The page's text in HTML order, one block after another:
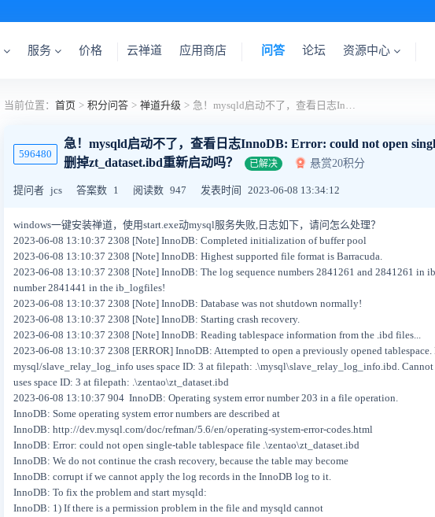
服务 价格 云禅道 应用商店 问答 论坛 资源中心
当前位置： 首页 > 积分问答 > 禅道升级 > 急！mysqld启动不了，查看日志InnoDB: Error: could not open single-table tablespace file .\zentao\zt_dataset.ibd， 可以删掉zt_dataset.ibd重新启动吗？
596480
急！mysqld启动不了，查看日志InnoDB: Error: could not open
删掉zt_dataset.ibd重新启动吗？
已解决 悬赏20积分
提问者 jcs 答案数 1 阅读数 947 发表时间 2023-06-08 13:34:12
windows一键安装禅道，使用start.exe动mysql服务失败,日志如下，请问怎么处理？
2023-06-08 13:10:37 2308 [Note] InnoDB: Completed initialization of buffer pool
2023-06-08 13:10:37 2308 [Note] InnoDB: Highest supported file format is Barracuda.
2023-06-08 13:10:37 2308 [Note] InnoDB: The log sequence numbers 2841261 and 2841261 in
number 2841441 in the ib_logfiles!
2023-06-08 13:10:37 2308 [Note] InnoDB: Database was not shutdown normally!
2023-06-08 13:10:37 2308 [Note] InnoDB: Starting crash recovery.
2023-06-08 13:10:37 2308 [Note] InnoDB: Reading tablespace information from the .ibd files...
2023-06-08 13:10:37 2308 [ERROR] InnoDB: Attempted to open a previously opened tablespace.
mysql/slave_relay_log_info uses space ID: 3 at filepath: .\mysql\slave_relay_log_info.ibd. Cannot
uses space ID: 3 at filepath: .\zentao\zt_dataset.ibd
2023-06-08 13:10:37 904 InnoDB: Operating system error number 203 in a file operation.
InnoDB: Some operating system error numbers are described at
InnoDB: http://dev.mysql.com/doc/refman/5.6/en/operating-system-error-codes.html
InnoDB: Error: could not open single-table tablespace file .\zentao\zt_dataset.ibd
InnoDB: We do not continue the crash recovery, because the table may become
InnoDB: corrupt if we cannot apply the log records in the InnoDB log to it.
InnoDB: To fix the problem and start mysqld:
InnoDB: 1) If there is a permission problem in the file and mysqld cannot